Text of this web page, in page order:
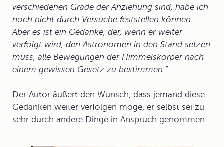
verschiedenen Grade der Anziehung sind, habe ich
noch nicht durch Versuche feststellen können.
Aber es ist ein Gedanke, der, wenn er weiter
verfolgt wird, den Astronomen in den Stand setzen
muss, alle Bewegungen der Himmelskörper nach
einem gewissen Gesetz zu bestimmen.“
Der Autor äußert den Wunsch, dass jemand diese
Gedanken weiter verfolgen möge, er selbst sei zu
sehr durch andere Dinge in Anspruch genommen.